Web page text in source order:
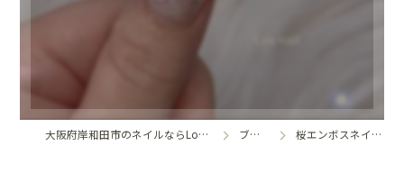
大阪府岸和田市のネイルならLoa nail ブログ 桜エンボスネイル🌸